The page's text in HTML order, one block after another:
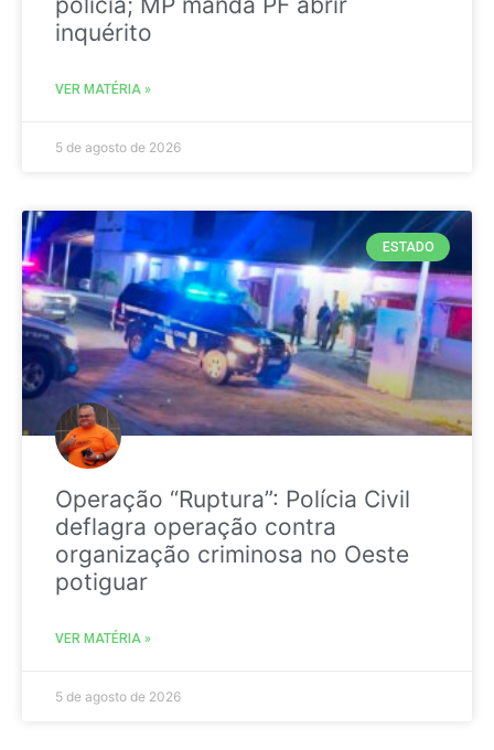
inquérito
VER MATÉRIA »
5 de agosto de 2026
ESTADO
Operação “Ruptura”: Polícia Civil
deflagra operação contra
organização criminosa no Oeste
potiguar
VER MATÉRIA »
5 de agosto de 2026